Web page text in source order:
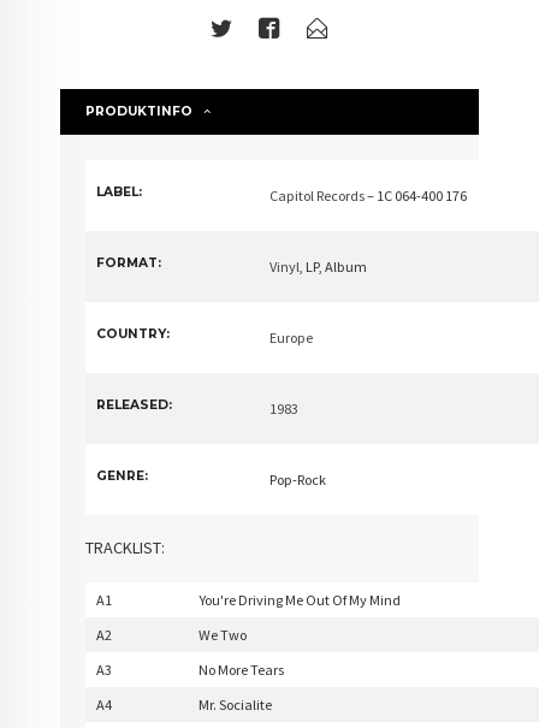
PRODUKTINFO
LABEL: Capitol Records– 1C 064-400 176
FORMAT: Vinyl , LP, Album
COUNTRY: Europe
RELEASED: 1983
GENRE: Pop-Rock
TRACKLIST:
A1
You're Driving Me Out Of My Mind
A2
We Two
A3
No More Tears
A4
Mr. Socialite